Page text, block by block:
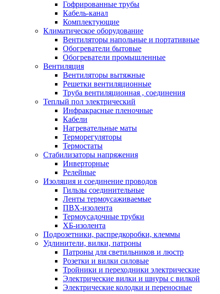
Гофрированные трубы
Кабель-канал
Комплектующие
Климатическое оборудование
Вентиляторы напольные и портативные
Обогреватели бытовые
Обогреватели промышленные
Вентиляция
Вентиляторы вытяжные
Решетки вентиляционные
Труба вентиляционная , соединения
Теплый пол электрический
Инфракрасные пленочные
Кабели
Нагревательные маты
Терморегуляторы
Термостаты
Стабилизаторы напряжения
Инверторные
Релейные
Изоляция и соединение проводов
Гильзы соединительные
Ленты термоусаживаемые
ПВХ-изолента
Термоусадочные трубки
ХБ-изолента
Подрозетники, распредкоробки, клеммы
Удлинители, вилки, патроны
Патроны для светильников и люстр
Розетки и вилки силовые
Тройники и переходники электрические
Электрические вилки и шнуры с вилкой
Электрические колодки и переносные